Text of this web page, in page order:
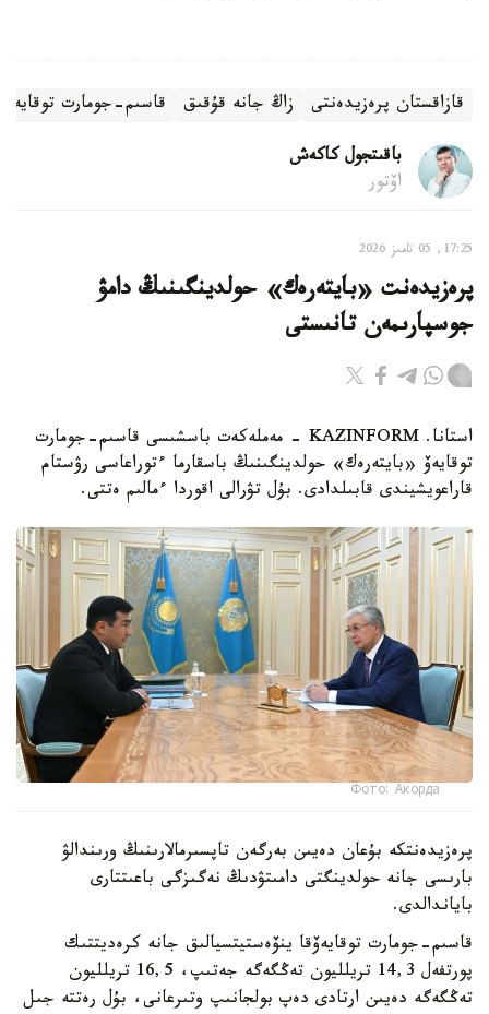
قازاقستان پرەزيدەنتى زاڭ جانە قۇقىق قاسىم-جومارت توقايەۆ
باقىتجول كاكەش
اۆتور
17:25, 05 تامىز 2026
پرەزيدەنت «بايتەرەك» حولدينگىنىڭ دامۋ
جوسپارىمەن تانىستى
استانا. KAZINFORM - مەملەكەت باسشىسى قاسىم-جومارت
توقايەۆ «بايتەرەك» حولدينگىنىڭ باسقارما ءتوراعاسى رۋستام
قاراعويشيندى قابىلدادى. بۇل تۋرالى اقوردا ءمالىم ەتتى.
Фото: Акорда
پرەزيدەنتكە بۇعان دەيىن بەرگەن تاپسىرمالارىنىڭ ورىندالۋ
بارىسى جانە حولدينگتى دامىتۋدىڭ نەگىزگى باعىتتارى
باياندالدى.
قاسىم-جومارت توقايەۆقا ينۆەستيتسيالىق جانە كرەديتتىك
پورتفەل 14,3 تريلليون تەڭگەگە جەتىپ، 16,5 تريلليون
تەڭگەگە دەيىن ارتادى دەپ بولجانىپ وتىرعانى، بۇل رەتتە جىل